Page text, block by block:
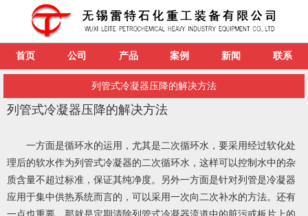
首页 公司 产品 案例 新闻 联系
列管式冷凝器压降的解决方法
列管式冷凝器压降的解决方法
一方面是循环水的运用，尤其是二次循环水，要采用经过软化处
理后的软水作为列管式冷凝器的二次循环水，这样可以控制水中的杂
质含量不超过标准，保证其纯净度。另外一方面是针对列管是冷凝器
应用于集中供热系统而言的，可以采用一次向二次补水的方法。还有